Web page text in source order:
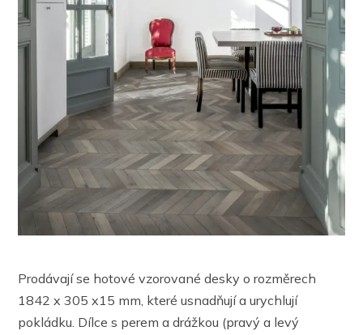
Prodávají se hotové vzorované desky o rozměrech
1842 x 305 x15 mm, které usnadňují a urychlují
pokládku. Dílce s perem a drážkou (pravý a levý